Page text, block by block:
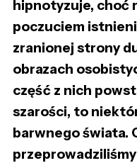
hipnotyzuje, choć
poczuciem
zranionej strony
obrazach
część z nich
szarości, to
barwnego świata.